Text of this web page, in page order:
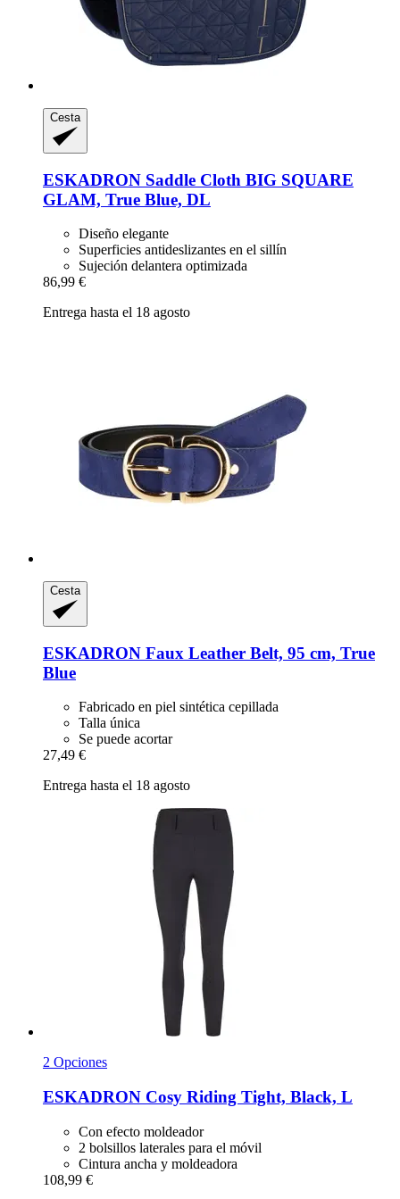
Cesta
ESKADRON Saddle Cloth BIG SQUARE
GLAM, True Blue, DL
Diseño elegante
Superficies antideslizantes en el sillín
Sujeción delantera optimizada
86,99 €
Entrega hasta el 18 agosto
Cesta
ESKADRON Faux Leather Belt, 95 cm, True
Blue
Fabricado en piel sintética cepillada
Talla única
Se puede acortar
27,49 €
Entrega hasta el 18 agosto
2 Opciones
ESKADRON Cosy Riding Tight, Black, L
Con efecto moldeador
2 bolsillos laterales para el móvil
Cintura ancha y moldeadora
108,99 €